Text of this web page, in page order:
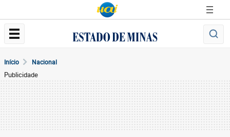
Início Nacional
Publicidade